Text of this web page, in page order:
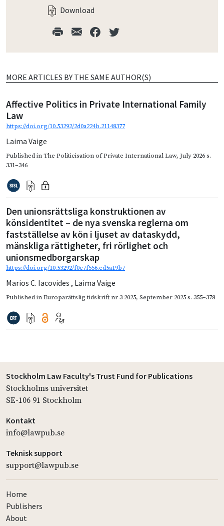
Download
MORE ARTICLES BY THE SAME AUTHOR(S)
Affective Politics in Private International Family
Law
https://doi.org/10.53292/2d0a224b.21148377
Laima Vaige
Published inThe Politicisation of Private International Law, July 2026s.
331–346
Den unionsrättsliga konstruktionen av
könsidentitet – de nya svenska reglerna om
fastställelse av kön i ljuset av dataskydd,
mänskliga rättigheter, fri rörlighet och
unionsmedborgarskap
https://doi.org/10.53292/f0c7f556.cd5a19b7
Marios C. Iacovides , Laima Vaige
Published inEuroparättslig tidskrift nr 3 2025, September 2025s. 355–378
Stockholm Law Faculty's Trust Fund for Publications
Stockholms universitet
SE-106 91 Stockholm
Kontakt
info@lawpub.se
Teknisk support
support@lawpub.se
Home
Publishers
About